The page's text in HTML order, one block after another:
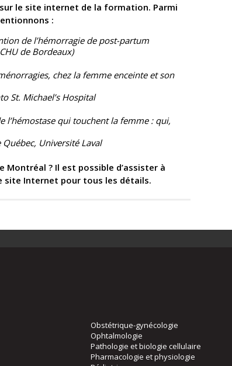
le site internet de la formation. Parmi
:
de l’hémorragie de post-partum
de Bordeaux)
chez la femme enceinte et son
St. Michael’s Hospital
l’hémostase qui touchent la femme : qui,
Université Laval
Montréal ? Il est possible d’assister à
Internet pour tous les détails.
Obstétrique-gynécologie
Ophtalmologie
Pathologie et biologie cellulaire
Pharmacologie et physiologie